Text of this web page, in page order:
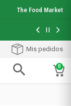
The Food Market
Con tu
¡Envío
Mis pedidos
0